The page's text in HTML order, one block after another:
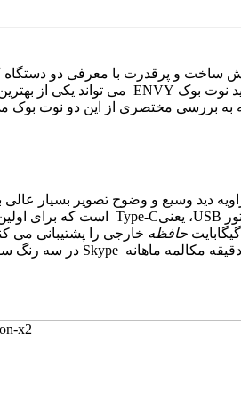
ساخت و پرقدرت با معرفی دو
نوت بوک ENVY می تواند یکی از
به بررسی مختصری از این دو نوت بوک
دید وسیع و وضوح تصویر بسیار عالی
USB، یعنیType-C است که برای
گیگابایت حافظه خارجی را پشتیبانی می
مکالمه ماهانه Skype در سه رنگ